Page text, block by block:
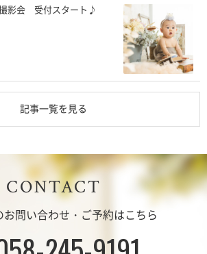
影会 受付スタート♪
記事一覧を見る
CONTACT
お問い合わせ・ご予約はこちら